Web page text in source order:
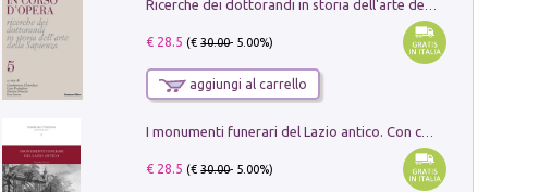
€ 28.5 (€30.00- 5.00%)
aggiungi al carrello
€ 28.5 (€30.00- 5.00%)